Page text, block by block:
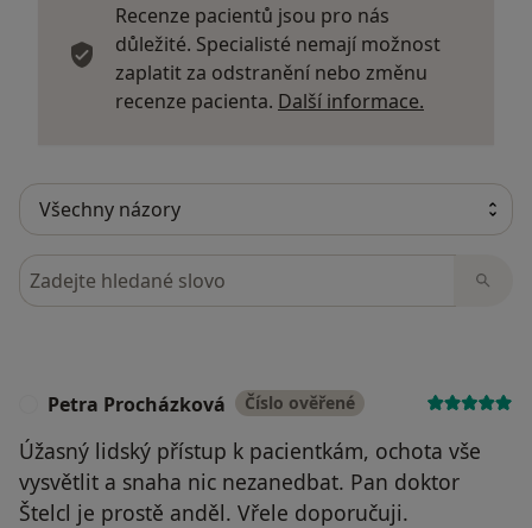
Recenze pacientů jsou pro nás
důležité. Specialisté nemají možnost
zaplatit za odstranění nebo změnu
recenze pacienta. Další informace.
Hledejte v názorech
Petra Procházková Číslo ověřené
Úžasný lidský přístup k pacientkám, ochota vše
vysvětlit a snaha nic nezanedbat. Pan doktor
Štelcl je prostě anděl. Vřele doporučuji.